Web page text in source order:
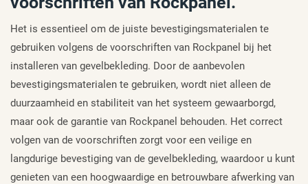
Het is essentieel om de juiste bevestigingsmaterialen te
gebruiken volgens de voorschriften van Rockpanel bij het
installeren van gevelbekleding. Door de aanbevolen
bevestigingsmaterialen te gebruiken, wordt niet alleen de
duurzaamheid en stabiliteit van het systeem gewaarborgd,
maar ook de garantie van Rockpanel behouden. Het correct
volgen van de voorschriften zorgt voor een veilige en
langdurige bevestiging van de gevelbekleding, waardoor u kunt
genieten van een hoogwaardige en betrouwbare afwerking van